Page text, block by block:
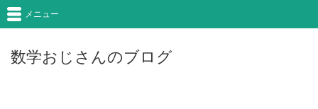
数学おじさんのブログ
メニュー